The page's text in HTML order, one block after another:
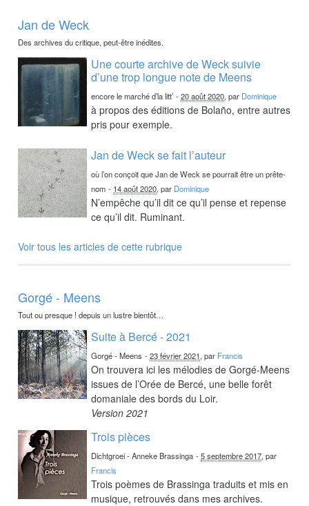
Jan de Weck
Des archives du critique, peut-être inédites.
Une courte archive de Weck suivie
d’une trop longue note de Meens
encore le marché d’la litt’ -20 août 2020, par Dominique
à propos des éditions de Bolaño, entre autres
pris pour exemple.
Jan de Weck se fait l’auteur
où l’on conçoit que Jan de Weck se pourrait être un prête-
nom - 14 août 2020, par Dominique
N’empêche qu’il dit ce qu’il pense et repense
ce qu’il dit. Ruminant.
Voir tous les articles de cette rubrique
Gorgé - Meens
Tout ou presque ! depuis un lustre bientôt…
Suite à Bercé - 2021
Gorgé - Meens -23 février 2021, par Francis
On trouvera ici les mélodies de Gorgé-Meens
issues de l’Orée de Bercé, une belle forêt
domaniale des bords du Loir.
Version 2021
Trois pièces
Dichtgroei - Anneke Brassinga -5 septembre 2017, par
Francis
Trois poèmes de Brassinga traduits et mis en
musique, retrouvés dans mes archives.